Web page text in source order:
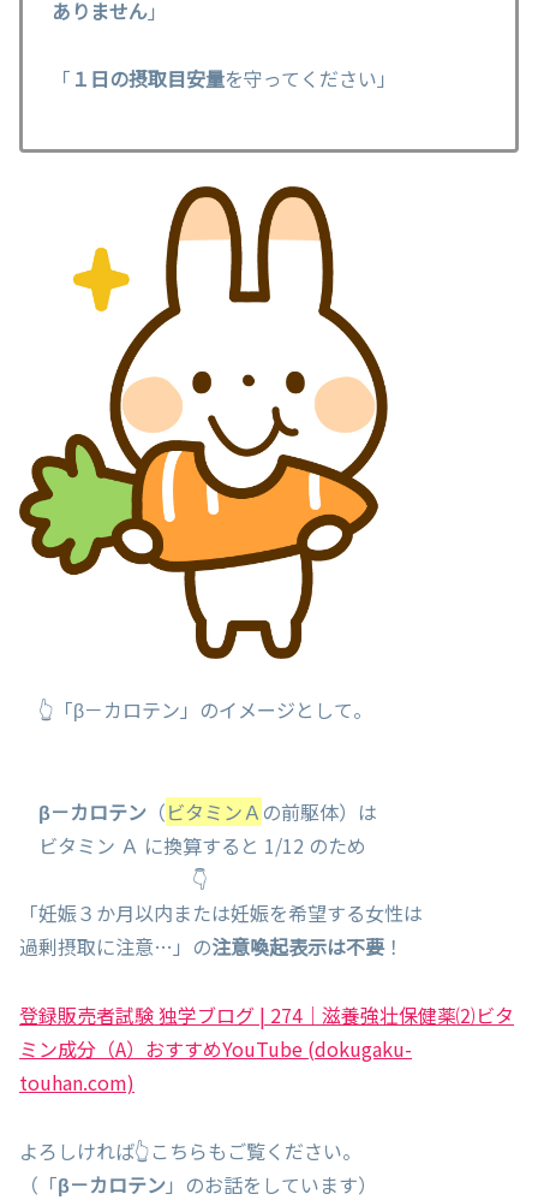
ありません」
「 １日の摂取目安量を守ってください」
👆「β－カロテン」のイメージとして。
β－カロテン （ビタミンＡ の前駆体）は
ビタミン Ａ に換算すると 1/12 のため
👇
「妊娠３か月以内または妊娠を希望する女性は
過剰摂取に注意…」の注意喚起表示は不要！
登録販売者試験 独学ブログ | 274｜滋養強壮保健薬⑵ビタ
ミン成分（A）おすすめYouTube (dokugaku-
touhan.com)
よろしければ👆こちらもご覧ください。
（「β－カロテン」のお話をしています）